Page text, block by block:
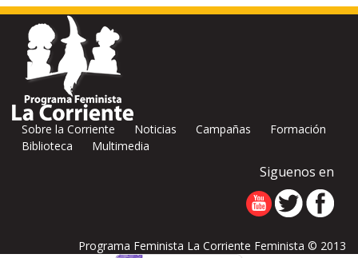
Sobre la Corriente Noticias Campañas
Formación
Biblioteca
Multimedia
Siguenos en
Programa Feminista La Corriente Feminista © 2013